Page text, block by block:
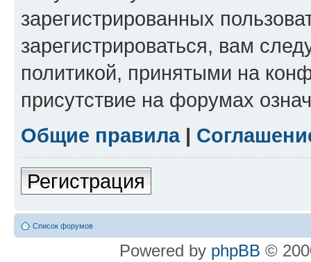
зарегистрированных
зарегистрироваться, вам
политикой, принятыми на
присутствие на форумах
Общие правила|
Регистрация
Список форумов
Powered by phpBB ©